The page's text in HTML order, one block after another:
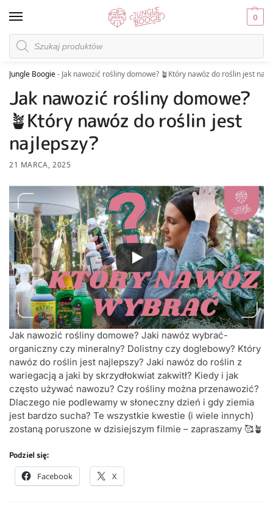
0
Jungle Boogie- Jak nawozić rośliny domowe? 🪴Który nawóz do roślin jest
Jak nawozić rośliny domowe?
🪴Który nawóz do roślin jest
najlepszy?
21 MARCA, 2025
Jak nawozić rośliny domowe? Jaki nawóz wybrać-
organiczny czy mineralny? Dolistny czy doglebowy? Który
nawóz do roślin jest najlepszy? Jaki nawóz do roślin z
wariegacją a jaki by skrzydłokwiat zakwitł? Kiedy i jak
często używać nawozu? Czy rośliny można przenawozić?
Dlaczego nie podlewamy w słoneczny dzień i gdy ziemia
jest bardzo sucha? Te wszystkie kwestie (i wiele innych)
zostaną poruszone w dzisiejszym filmie – zapraszamy 🥰🪴
Podziel się:
Facebook X